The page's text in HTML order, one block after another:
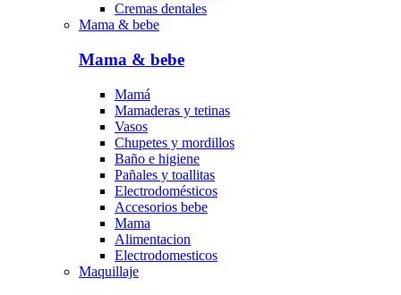
Cremas dentales
Mama & bebe
Mama & bebe
Mamá
Mamaderas y tetinas
Vasos
Chupetes y mordillos
Baño e higiene
Pañales y toallitas
Electrodomésticos
Accesorios bebe
Mama
Alimentacion
Electrodomesticos
Maquillaje